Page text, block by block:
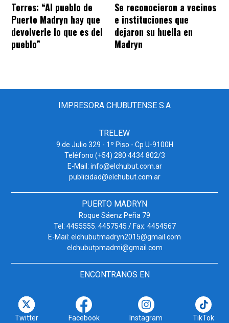
Torres: “Al pueblo de
Puerto Madryn hay que
devolverle lo que es del
pueblo”
Se reconocieron a vecinos
e instituciones que
dejaron su huella en
Madryn
IMPRESORA CHUBUTENSE S.A
TRELEW
9 de Julio 329 - 1º Piso - Cp U-9100H
Teléfono (+54) 280 4434 802/3
E-Mail: info@elchubut.com.ar
publicidad@elchubut.com.ar
PUERTO MADRYN
Roque Sáenz Peña 79
Tel: 4455555. 4457545 / Fax: 4454567
E-Mail: elchubutmadryn2015@gmail.com
elchubutpmadmi@gmail.com
ENCONTRANOS EN
Twitter Facebook Instagram TikTok